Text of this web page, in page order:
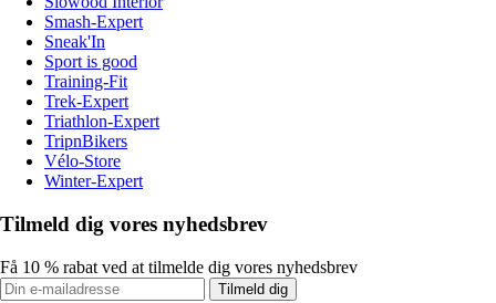
Smash-Expert
Sneak'In
Sport is good
Training-Fit
Trek-Expert
Triathlon-Expert
TripnBikers
Vélo-Store
Winter-Expert
Tilmeld dig vores nyhedsbrev
Få 10 % rabat ved at tilmelde dig vores nyhedsbrev
Tilmeld dig